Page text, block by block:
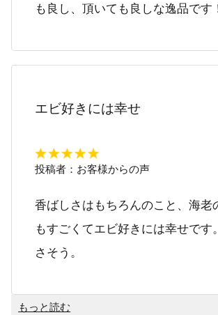
も良し、頂いても良しな逸品です
エビ好きには幸せ
投稿者： お客様からの声
香ばしさはもちろんのこと、海老
もすごくてエビ好きには幸せです
さそう。
もっと読む